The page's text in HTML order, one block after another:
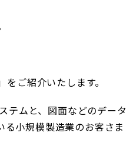
ご紹介いたします。
テムと、図面などのデータ
小規模製造業のお客さま